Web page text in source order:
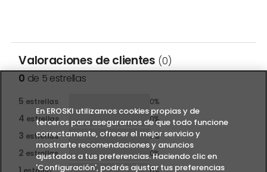
Valoraciones de clientes (0)
0 de 5 estrellas
5 estrellas 0%
4 estrellas 0%
3 estrellas 0%
2 estrellas 0%
En EROSKI utilizamos cookies propias y de
terceros para asegurarnos de que todo funcione
correctamente, ofrecer el mejor servicio y
mostrarte recomendaciones y anuncios
ajustados a tus preferencias. Haciendo clic en
'Configuración', podrás ajustar tus preferencias